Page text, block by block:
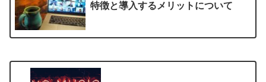
特徴と導入するメリットについて